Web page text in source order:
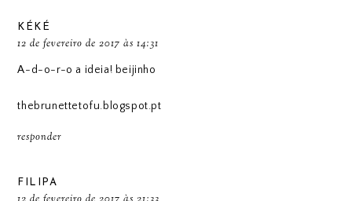
KÉKÉ
12 de fevereiro de 2017 às 14:31
A-d-o-r-o a ideia! beijinho
thebrunettetofu.blogspot.pt
responder
FILIPA